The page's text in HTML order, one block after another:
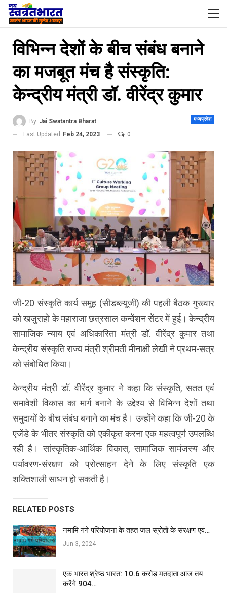
विभिन्न देशों के बीच संबंध बनाने
का मजबूत मंच है संस्कृति:
केन्द्रीय मंत्री डॉ. वीरेंद्र कुमार
मध्यप्रदेश
By Jai Swatantra Bharat
Last Updated Feb 24, 2023 0
जी-20 संस्कृति कार्य समूह (सीडब्ल्यूजी) की पहली बैठक गुरूवार
को खजुराहो के महाराजा छत्रसाल कन्वेंशन सेंटर में हुई। केन्द्रीय
सामाजिक न्याय एवं अधिकारिता मंत्री डॉ. वीरेंद्र कुमार तथा
केन्द्रीय संस्कृति राज्य मंत्री श्रीमती मीनाक्षी लेखी ने प्रथम-सत्र
को संबोधित किया।
केन्द्रीय मंत्री डॉ. वीरेंद्र कुमार ने कहा कि संस्कृति, सतत एवं
समावेशी विकास का मार्ग बनाने के उद्देश्य से विभिन्न देशों तथा
समुदायों के बीच संबंध बनाने का मंच है। उन्होंने कहा कि जी-20 के
एजेंडे के भीतर संस्कृति को एकीकृत करना एक महत्वपूर्ण उपलब्धि
रही है। सांस्कृतिक-आर्थिक विकास, सामाजिक सामंजस्य और
पर्यावरण-संरक्षण को प्रोत्साहन देने के लिए संस्कृति एक
शक्तिशाली साधन हो सकती है।
RELATED POSTS
नमामि गंगे परियोजना के तहत जल स्रोतों के संरक्षण एवं…
Jun 3, 2024
एक भारत श्रेष्ठ भारत: 10.6 करोड़ मतदाता आज तय
करेंगे 904…